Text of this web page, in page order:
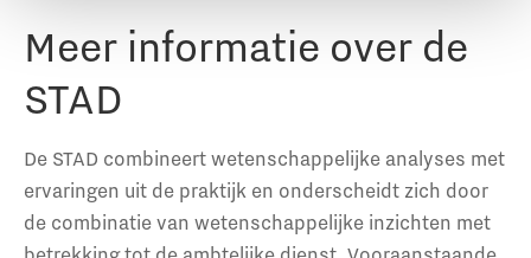
Meer informatie over de
STAD
De STAD combineert wetenschappelijke analyses met
ervaringen uit de praktijk en onderscheidt zich door
de combinatie van wetenschappelijke inzichten met